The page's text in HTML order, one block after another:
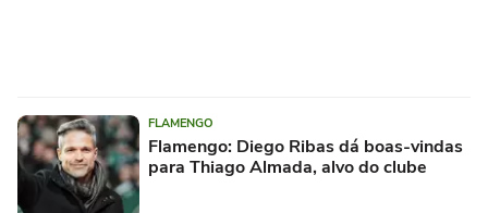
FLAMENGO
Flamengo: Diego Ribas dá boas-vindas
para Thiago Almada, alvo do clube